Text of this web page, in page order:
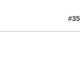
#35